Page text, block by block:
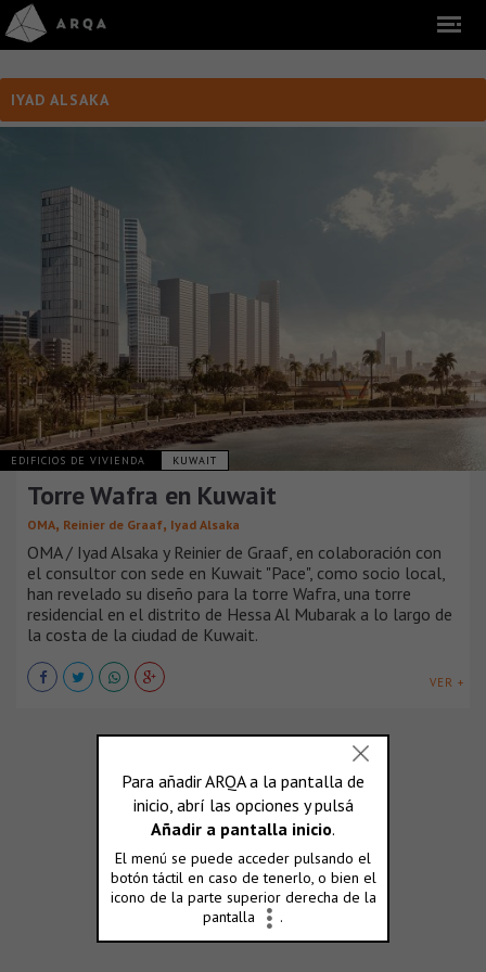
IYAD ALSAKA
EDIFICIOS DE VIVIENDA KUWAIT
Torre Wafra en Kuwait
OMA, Reinier de Graaf, Iyad Alsaka
OMA / Iyad Alsaka y Reinier de Graaf, en colaboración con
el consultor con sede en Kuwait "Pace", como socio local,
han revelado su diseño para la torre Wafra, una torre
residencial en el distrito de Hessa Al Mubarak a lo largo de
la costa de la ciudad de Kuwait.
VER +